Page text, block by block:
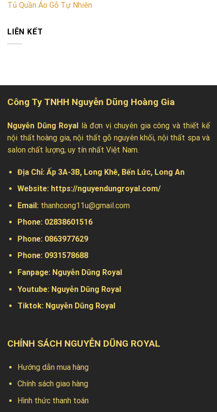
Tủ Quần Áo Gỗ Tự Nhiên
LIÊN KẾT
Công Ty TNHH Nguyễn Dũng Hoàng Gia
Nguyễn Dũng Royal là đơn vị chuyên gia công và thiết kế
nội thất hoàng gia, nội thất gỗ nguyên khối, nội thất spa và
salon chất lượng, uy tín nhất Việt Nam.
Địa Chỉ: Ấp 3A-3B, Long Khê, Bến Lức, Long An
Website: https://nguyendungroyal.com/
Email: thanhcong11u@gmail.com
Phone: 02838601516
Phone: 0863977629
Phone: 0931578688
Fanpage: Nguyễn Dũng Royal
Youtube: Nguyễn Dũng Royal
Tiktok: Nguyễn Dũng Royal
CHÍNH SÁCH NGUYỄN DŨNG ROYAL
Hướng dẫn mua hàng
Chính sách giao hàng
Hình thức thanh toán